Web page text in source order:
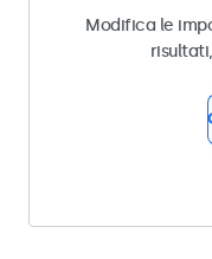
Modifica le